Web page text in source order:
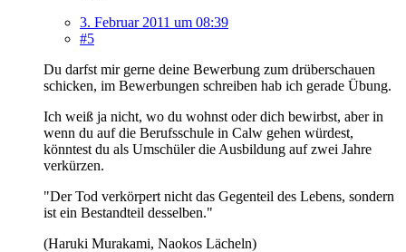
3. Februar 2011 um 08:39
#5
Du darfst mir gerne deine Bewerbung zum drüberschauen
schicken, im Bewerbungen schreiben hab ich gerade Übung.
Ich weiß ja nicht, wo du wohnst oder dich bewirbst, aber in
wenn du auf die Berufsschule in Calw gehen würdest,
könntest du als Umschüler die Ausbildung auf zwei Jahre
verkürzen.
"Der Tod verkörpert nicht das Gegenteil des Lebens, sondern
ist ein Bestandteil desselben."
(Haruki Murakami, Naokos Lächeln)